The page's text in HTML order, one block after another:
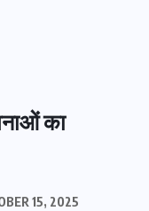
का
15, 2025